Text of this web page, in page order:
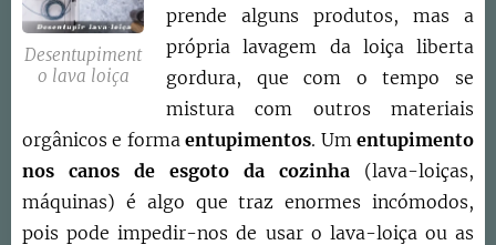
Desentupiment
o lava loiça
prende alguns produtos, mas a
própria lavagem da loiça liberta
gordura, que com o tempo se
mistura com outros materiais
orgânicos e formaentupimentos. Umentupimento
nos canos de esgoto da cozinha (lava-loiças,
máquinas) é algo que traz enormes incómodos,
pois pode impedir-nos de usar o lava-loiça ou as